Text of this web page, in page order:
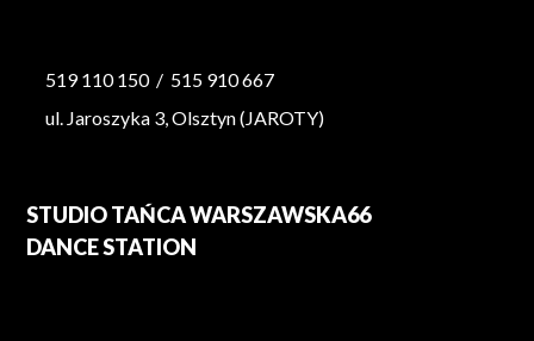
519 110 150 / 515 910 667
ul. Jaroszyka 3, Olsztyn (JAROTY)
STUDIO TAŃCA WARSZAWSKA66
DANCE STATION